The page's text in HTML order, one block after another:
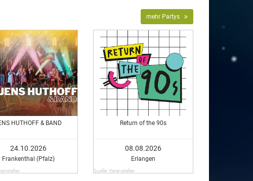
mehr Partys
HUTHOFF & BAND
24.10.2026
Frankenthal (Pfalz)
Return of the 90s
08.08.2026
Erlangen
Quelle: Veranstalter